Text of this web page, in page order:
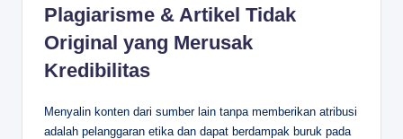
Plagiarisme & Artikel Tidak
Original yang Merusak
Kredibilitas
Menyalin konten dari sumber lain tanpa memberikan atribusi
adalah pelanggaran etika dan dapat berdampak buruk pada